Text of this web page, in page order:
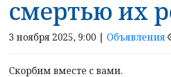
смертью их
3 ноября 2025, 9:00 | Объявления
Скорбим вместе с вами.